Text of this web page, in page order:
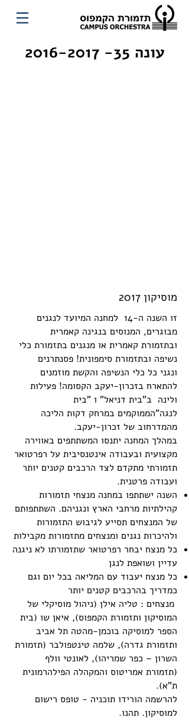
עונה 35- 2016-2017
מוסיקון 2017
זו השנה ה-14 למחנה המיועד לנגנים
מבוגרים, המנוסים בנגינה קאמרית
ובתזמורת קאמרית או מנגנים בתזמורת כלי
נשיפה ובתזמורת סימפונית! פסנתרנים
ונגני כל כלי הנשיפה והקשת מוזמנים
להתארח בזכרון-יעקב הקסומה! פעילות
ולינה ב"בית דניאל" ו "בית
לנגה"הממוקמים במרחק דקות הליכה
מהמדרחוב של זכרון-יעקב.
במהלך המחנה יתנסו המשתתפים באווירה
מקצועית ובעבודה אינטנסיבית על רפרטואר
תזמורתי מתקדם לצד הרכבים קטנים יותר
ועבודה פרטנית.
השנה ישתתפו במחנה מנצחי תזמורות
קהילתיות מרחבי הארץ ונגניהם. השתתפותם
של המנצחים תסייע לגיבוש התזמורות
ולהיכרות נגנים ומנצחים מתזמורות מקבילות
כל מנצח יבחר רפרטואר שתזמורתו לא ניגנה
עדיין ושואפת לנגן
כל מנצח יעבוד עם המליאה בכל יום וגם
כמדריך בהרכבים קטנים יותר
מנצחים : טליה אילן (ניהול מוסיקלי של
המוסיקון ותזמורת הקמפוס), איאן שו (בית
הספר למוסיקה בוכמן-מהטה תל אביב
ותזמורת גדרה), שלמה טינטפולבר (תזמורת
השרון – כפר שמריהו), לאונטי וולף
(תזמורת אמריטוס והמקהלה הפילהרמונית
ת"א).
להרשמה הורידו תוכניה - טופס רישום
למוסיקון. תהנו.